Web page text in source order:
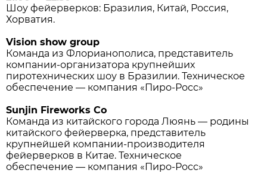
Шоу фейерверков: Бразилия, Китай, Россия,
Хорватия.
Vision show group
Команда из Флорианополиса, представитель
компании-организатора крупнейших
пиротехнических шоу в Бразилии. Техническое
обеспечение — компания «Пиро-Росс»
Sunjin Fireworks Co
Команда из китайского города Люянь — родины
китайского фейерверка, представитель
крупнейшей компании-производителя
фейерверков в Китае. Техническое
обеспечение — компания «Пиро-Росс»